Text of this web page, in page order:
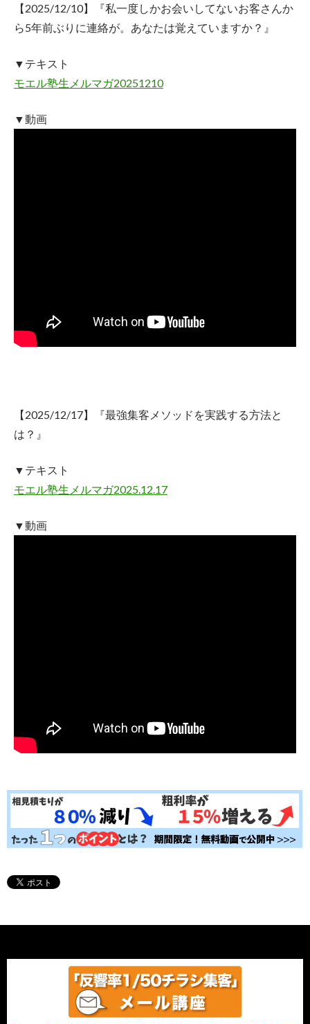
【2025/12/10】『私一度しかお会いしてないお客さんか
ら5年前ぶりに連絡が。あなたは覚えていますか？』
▼テキスト
モエル塾生メルマガ20251210
▼動画
【2025/12/17】『最強集客メソッドを実践する方法と
は？』
▼テキスト
モエル塾生メルマガ2025.12.17
▼動画